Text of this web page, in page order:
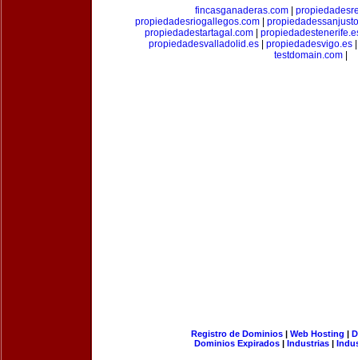
fincasganaderas.com|
propiedadesriogallegos.com|
propiedadestartagal.com|
propiedadesvalladolid.es
propiedadesvigo.es
testdomain.com
Registro de Dominios| Web Hosting |
Dominios Expirados | Industrias |